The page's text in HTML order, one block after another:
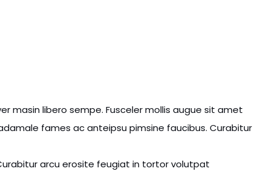
masin libero sempe. Fusceler mollis augue sit amet
fames ac anteipsu pimsine faucibus. Curabitur
arcu erosite feugiat in tortor volutpat